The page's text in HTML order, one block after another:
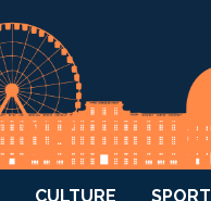
CULTURE SPORT